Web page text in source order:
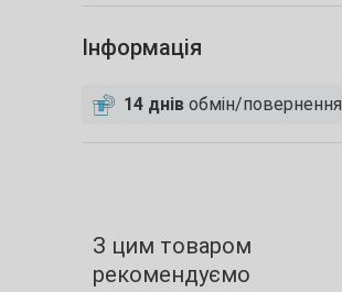
Інформація
14 днів обмін/повернення
З цим товаром
рекомендуємо